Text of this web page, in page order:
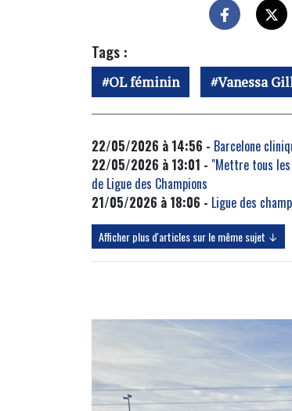
Tags :
OL féminin Vanessa
22/05/2026 à 14:56 - Barcelone
22/05/2026 à 13:01 - "Mettre tous les
de Ligue des Champions
21/05/2026 à 18:06 - Ligue des
Afficher plus d'articles sur le même sujet ↓